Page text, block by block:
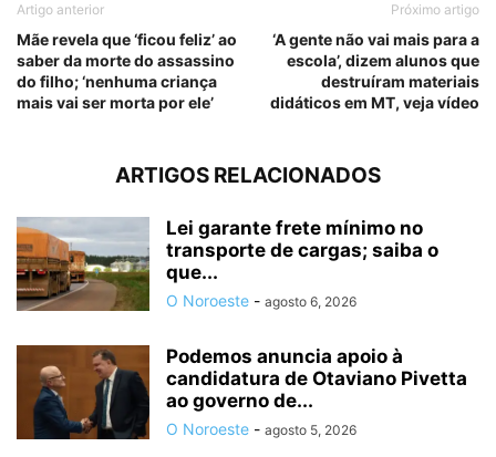
Artigo anterior
Mãe revela que ‘ficou feliz’ ao
saber da morte do assassino
do filho; ‘nenhuma criança
mais vai ser morta por ele’
Próximo artigo
‘A gente não vai mais para a
escola’, dizem alunos que
destruíram materiais
didáticos em MT, veja vídeo
ARTIGOS RELACIONADOS
Lei garante frete mínimo no
transporte de cargas; saiba o
que...
O Noroeste - agosto 6, 2026
Podemos anuncia apoio à
candidatura de Otaviano Pivetta
ao governo de...
O Noroeste - agosto 5, 2026